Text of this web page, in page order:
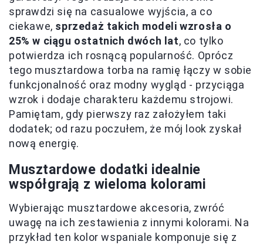
sprawdzi się na casualowe wyjścia, a co
ciekawe, sprzedaż takich modeli wzrosła o
25% w ciągu ostatnich dwóch lat, co tylko
potwierdza ich rosnącą popularność. Oprócz
tego musztardowa torba na ramię łączy w sobie
funkcjonalność oraz modny wygląd - przyciąga
wzrok i dodaje charakteru każdemu strojowi.
Pamiętam, gdy pierwszy raz założyłem taki
dodatek; od razu poczułem, że mój look zyskał
nową energię.
Musztardowe dodatki idealnie
współgrają z wieloma kolorami
Wybierając musztardowe akcesoria, zwróć
uwagę na ich zestawienia z innymi kolorami. Na
przykład ten kolor wspaniale komponuje się z